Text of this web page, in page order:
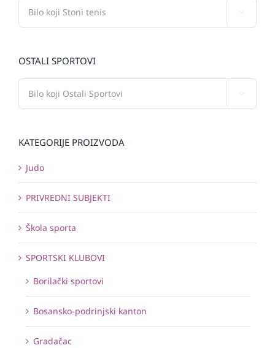
OSTALI SPORTOVI
KATEGORIJE PROIZVODA
Judo
PRIVREDNI SUBJEKTI
Škola sporta
SPORTSKI KLUBOVI
Borilački sportovi
Bosansko-podrinjski kanton
Gradačac